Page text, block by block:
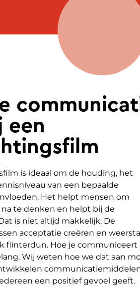
een
is ideaal om de houding, het
van een bepaalde
Het helpt mensen om
te denken en helpt bij de
is niet altijd makkelijk. De
acceptatie creëren en
flinterdun. Hoe je communiceert
Wij weten hoe we dat aan
een positief gevoel geeft.